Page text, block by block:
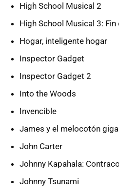
High School Musical 2
High School Musical 3: Fin
Hogar, inteligente hogar
Inspector Gadget
Inspector Gadget 2
Into the Woods
Invencible
James y el melocotón
John Carter
Johnny Kapahala:
Johnny Tsunami